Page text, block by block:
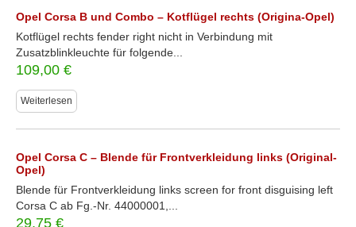
Opel Corsa B und Combo – Kotflügel rechts (Origina-Opel)
Kotflügel rechts fender right nicht in Verbindung mit
Zusatzblinkleuchte für folgende...
109,00 €
Weiterlesen
Opel Corsa C – Blende für Frontverkleidung links (Original-
Opel)
Blende für Frontverkleidung links screen for front disguising left
Corsa C ab Fg.-Nr. 44000001,...
29,75 €